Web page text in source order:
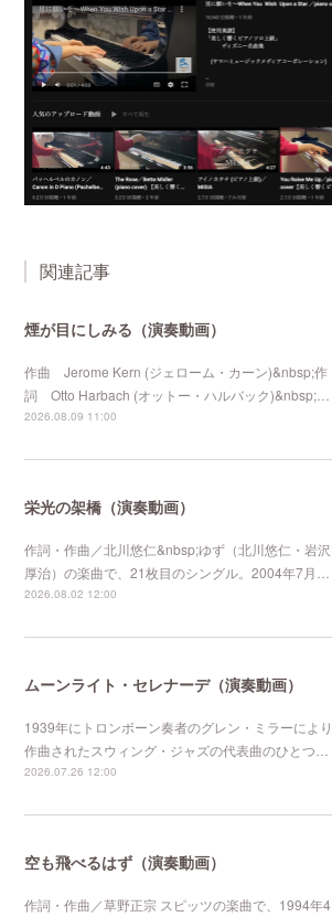
関連記事
煙が目にしみる（演奏動画）
作曲 Jerome Kern (ジェローム・カーン)&nbsp;作
詞 Otto Harbach (オットー・ハルバック)&nbsp;…
2026.08.09 11:00
栄光の架橋（演奏動画）
作詞・作曲／北川悠仁&nbsp;ゆず（北川悠仁・岩沢
厚治）の楽曲で、21枚目のシングル。2004年7月…
2026.08.02 12:00
ムーンライト・セレナーデ（演奏動画）
1939年にトロンボーン奏者のグレン・ミラーにより
作曲されたスウィング・ジャズの代表曲のひとつ…
2026.07.26 12:00
空も飛べるはず（演奏動画）
作詞・作曲／草野正宗 スピッツの楽曲で、1994年4